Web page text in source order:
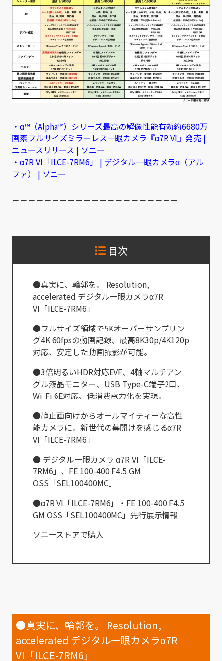
・α™（Alpha™）シリーズ最高の解像性能有効約6680万
画素フルサイズミラーレス一眼カメラ『α7R VI』発売 |
ニュースリリース | ソニー
・α7R VI「ILCE-7RM6」 | デジタル一眼カメラα（アル
ファ） | ソニー
－－－－－－－－－－－－－－－－－－－－－
目次
●真実に、輪郭を。 Resolution,
accelerated デジタル一眼カメラα7R
VI「ILCE-7RM6」
●フルサイズ領域で5Kオーバーサンプリン
グ4K 60fpsの動画記録、最高8K30p/4K120p
対応、安定した動画撮影が可能。
●3倍明るいHDR対応EVF、4軸マルチアン
グル液晶モニター、USB Type-C端子2口、
Wi-Fi 6E対応、低消費電力化を実現。
●静止画向けからオールマイティーな高性
能カメラに。新世代の幕開けを感じるα7R
VI「ILCE-7RM6」
● デジタル一眼カメラ α7R VI「ILCE-
7RM6」、FE 100-400 F4.5 GM
OSS「SEL100400MC」
●α7R VI「ILCE-7RM6」・FE 100-400 F4.5
GM OSS「SEL100400MC」先行展示情報
ソニーストアで購入
●真実に、輪郭を。 Resolution,
accelerated デジタル一眼カメラα7R
VI「ILCE-7RM6」